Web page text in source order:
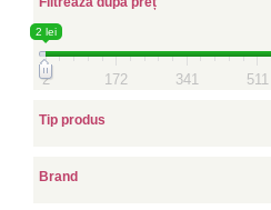
2 lei
2 172 341 511
Tip produs
Brand